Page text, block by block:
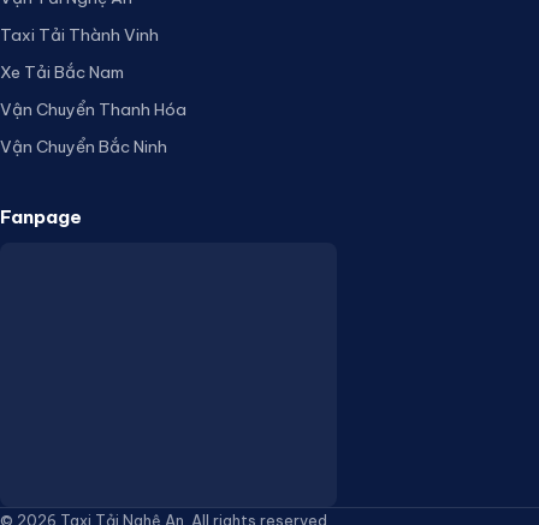
Taxi Tải Thành Vinh
Xe Tải Bắc Nam
Vận Chuyển Thanh Hóa
Vận Chuyển Bắc Ninh
Fanpage
© 2026 Taxi Tải Nghệ An. All rights reserved.